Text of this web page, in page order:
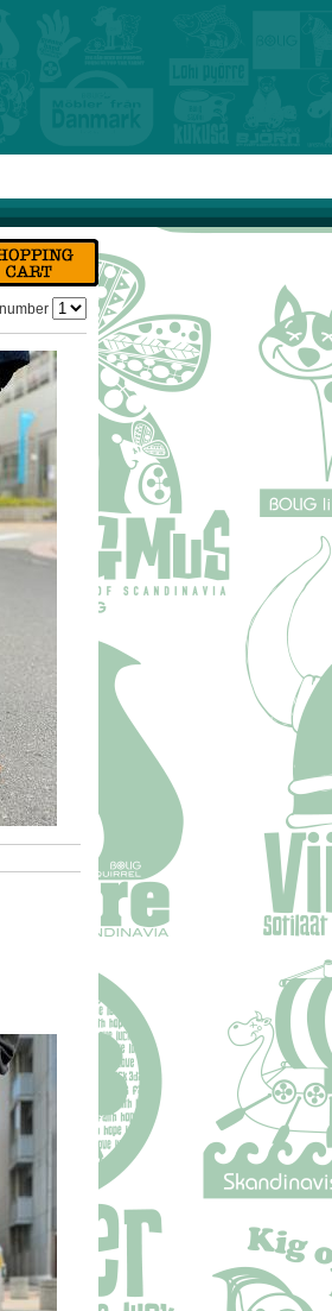
number